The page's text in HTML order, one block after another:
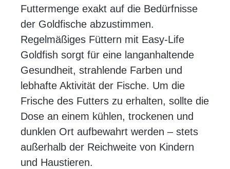
Futtermenge exakt auf die Bedürfnisse
der Goldfische abzustimmen.
Regelmäßiges Füttern mit Easy-Life
Goldfish sorgt für eine langanhaltende
Gesundheit, strahlende Farben und
lebhafte Aktivität der Fische. Um die
Frische des Futters zu erhalten, sollte die
Dose an einem kühlen, trockenen und
dunklen Ort aufbewahrt werden – stets
außerhalb der Reichweite von Kindern
und Haustieren.